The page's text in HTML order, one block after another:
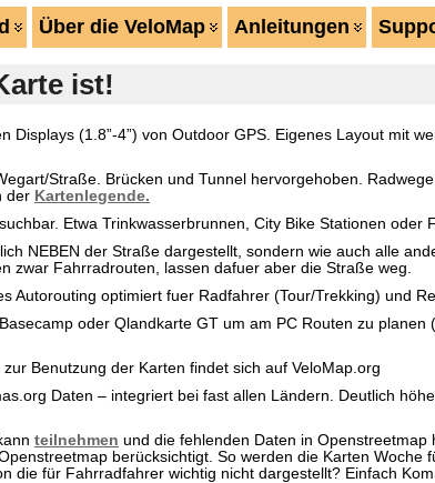
Über die VeloMap Anleitungen
ist!
Displays (1.8”-4”) von Outdoor GPS. Eigenes Layout mit
Straße. Brücken und Tunnel hervorgehoben.
der Kartenlegende.
Etwa Trinkwasserbrunnen, City Bike Stationen oder
NEBEN der Straße dargestellt, sondern wie auch alle
zwar Fahrradrouten, lassen dafuer aber die Straße weg.
Autorouting optimiert fuer Radfahrer (Tour/Trekking) und
oder Qlandkarte GT um am PC Routen zu planen
Benutzung der Karten findet sich auf VeloMap.org
Daten – integriert bei fast allen Ländern. Deutlich
teilnehmen und die fehlenden Daten in Openstreetmap
berücksichtigt. So werden die Karten Woche
die für Fahrradfahrer wichtig nicht dargestellt? Einfach